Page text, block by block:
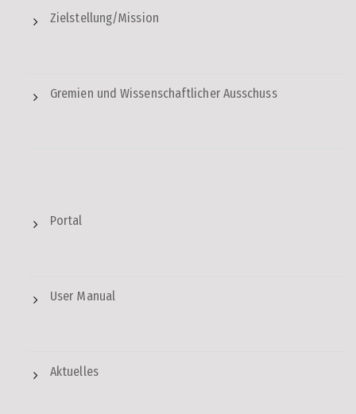
Zielstellung/Mission
Gremien und Wissenschaftlicher Ausschuss
Portal
User Manual
Aktuelles